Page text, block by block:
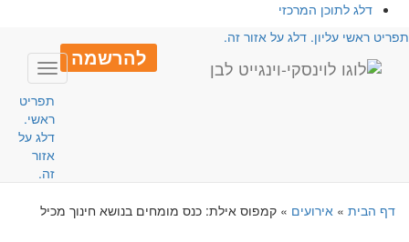
דלג לתוכן המרכזי
ראשי עליון. דלג על אזור זה.
להרשמה
Toggle
תפריט
ראשי.
דלג על
אזור
זה.
דף הבית» אירועים» קמפוס אילת: כנס מומחים בנושא חינוך מכיל